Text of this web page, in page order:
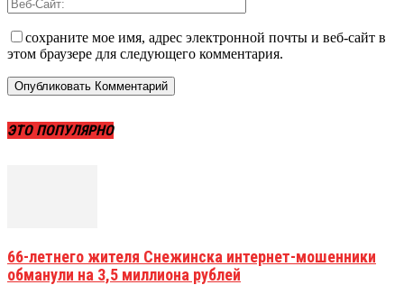
сохраните мое имя, адрес электронной почты и веб-сайт в
этом браузере для следующего комментария.
ЭТО ПОПУЛЯРНО
66-летнего жителя Снежинска интернет-мошенники
обманули на 3,5 миллиона рублей